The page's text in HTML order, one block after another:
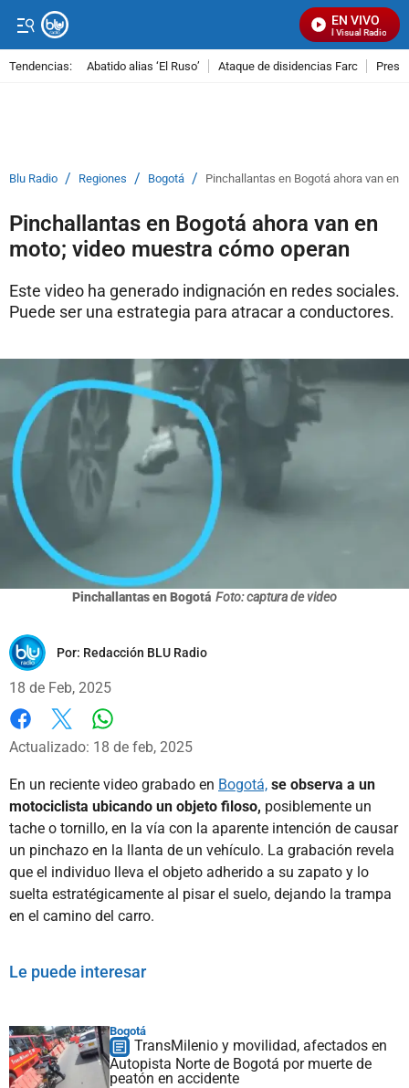
EN VIVO
Señal Visual Radio
Tendencias: Abatido alias ‘El Ruso’ Ataque de disidencias Farc
Blu Radio / Regiones / Bogotá / Pinchallantas en Bogotá ahora van en
Pinchallantas en Bogotá ahora van en
moto; video muestra cómo operan
Este video ha generado indignación en redes sociales.
Puede ser una estrategia para atracar a conductores.
Pinchallantas en Bogotá Foto: captura de video
Por: Redacción BLU Radio
18 de Feb, 2025
Facebook
X
Actualizado: 18 de feb, 2025
En un reciente video grabado en Bogotá, se observa a un
motociclista ubicando un objeto filoso, posiblemente un
tache o tornillo, en la vía con la aparente intención de causar
un pinchazo en la llanta de un vehículo. La grabación revela
que el individuo lleva el objeto adherido a su zapato y lo
suelta estratégicamente al pisar el suelo, dejando la trampa
en el camino del carro.
Le puede interesar
Bogotá
TransMilenio y movilidad, afectados en
Autopista Norte de Bogotá por muerte de
peatón en accidente